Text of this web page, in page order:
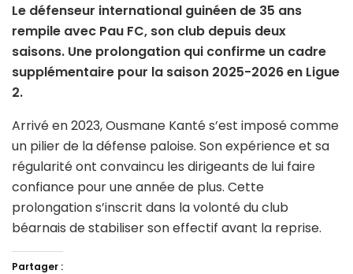
Le défenseur international guinéen de 35 ans
rempile avec Pau FC, son club depuis deux
saisons. Une prolongation qui confirme un cadre
supplémentaire pour la saison 2025-2026 en Ligue
2.
Arrivé en 2023, Ousmane Kanté s’est imposé comme
un pilier de la défense paloise. Son expérience et sa
régularité ont convaincu les dirigeants de lui faire
confiance pour une année de plus. Cette
prolongation s’inscrit dans la volonté du club
béarnais de stabiliser son effectif avant la reprise.
Partager :